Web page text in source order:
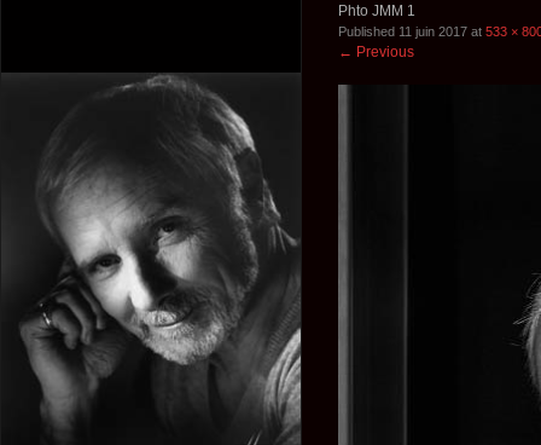
Phto JMM 1
Published 11 juin 2017 at 533 ×
← Previous